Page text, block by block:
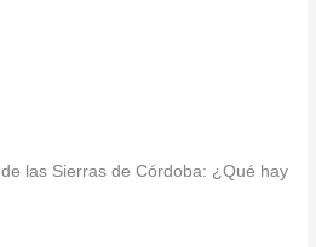
las Sierras de Córdoba: ¿Qué hay